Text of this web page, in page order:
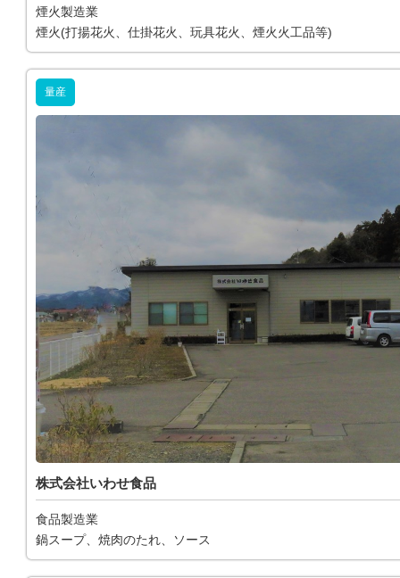
煙火製造業
煙火(打揚花火、仕掛花火、玩具花火、煙火火工品等)
量産
株式会社いわせ食品
食品製造業
鍋スープ、焼肉のたれ、ソース